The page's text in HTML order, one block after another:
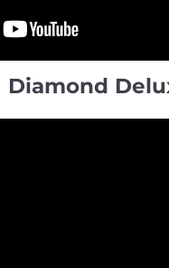
Diamond